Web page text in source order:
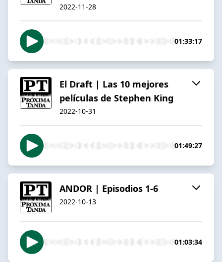
2022-11-28
01:33:17
El Draft | Las 10 mejores
películas de Stephen King
2022-10-31
01:49:27
ANDOR | Episodios 1-6
2022-10-13
01:03:34